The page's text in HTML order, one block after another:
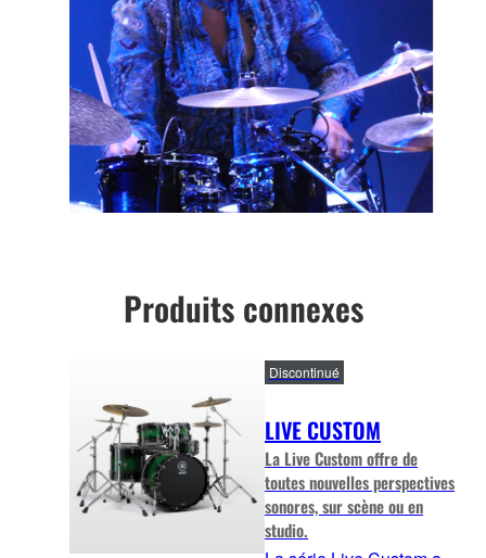
Produits connexes
LIVE CUSTOM
La Live Custom offre de
toutes nouvelles perspectives
sonores, sur scène ou en
studio.
Discontinué